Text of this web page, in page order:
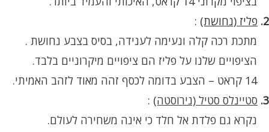
2. פליז (נחושת) :
מתכת רכה קלה ונעימה לענידה, בסיס בצבע נחושת .
הציפויים שלנו על פליז הם ציפויים מיקרוניים בלבד.
14 קראט – הצבע בדומה לכסף זהה מאוד לזהב האמיתי.
3. סטיינלס סטיל (נירוסטה) :
נקרא גם פלדת אל חלד כי אינה משחירה לעולם.